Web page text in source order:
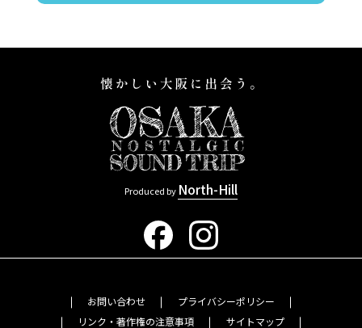
Produced by North-Hill
お問い合わせ
プライバシーポリシー
リンク・著作権の注意事項
サイトマップ